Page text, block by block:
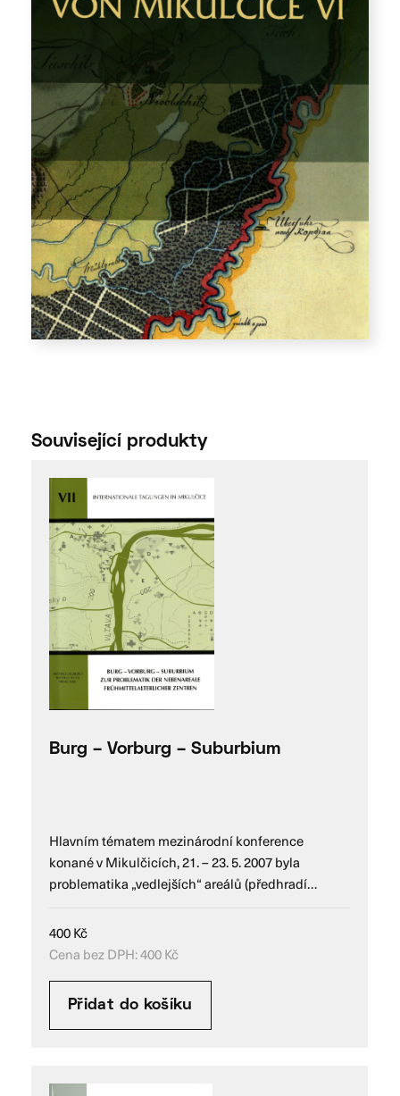
Související produkty
Burg – Vorburg – Suburbium
Hlavním tématem mezinárodní konference
konané v Mikulčicích, 21. – 23. 5. 2007 byla
problematika „vedlejších“ areálů (předhradí…
400Kč
Cena bez DPH:400Kč
Přidat do košíku